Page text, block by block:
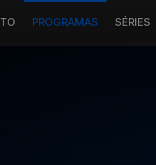
PROGRAMAS SÉRIES